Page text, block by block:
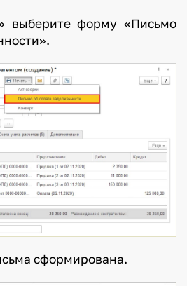
выберите форму «Письмо
сформирована.